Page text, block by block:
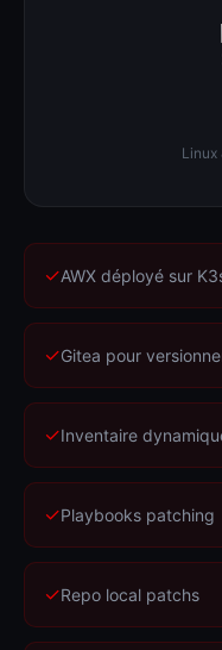
Linux
✓AWX déployé sur
✓Gitea pour
✓Inventaire
✓Playbooks patching
✓Repo local patchs